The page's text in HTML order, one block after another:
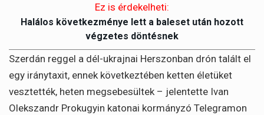
Ez is érdekelheti:
Halálos következménye lett a baleset után hozott
végzetes döntésnek
Szerdán reggel a dél-ukrajnai Herszonban drón talált el
egy iránytaxit, ennek következtében ketten életüket
vesztették, heten megsebesültek – jelentette Ivan
Olekszandr Prokugyin katonai kormányzó Telegramon